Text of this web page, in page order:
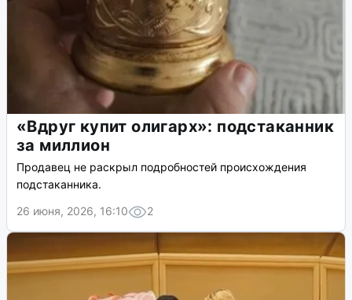
«Вдруг купит олигарх»: подстаканник
за миллион
Продавец не раскрыл подробностей происхождения
подстаканника.
26 июня, 2026, 16:10
2